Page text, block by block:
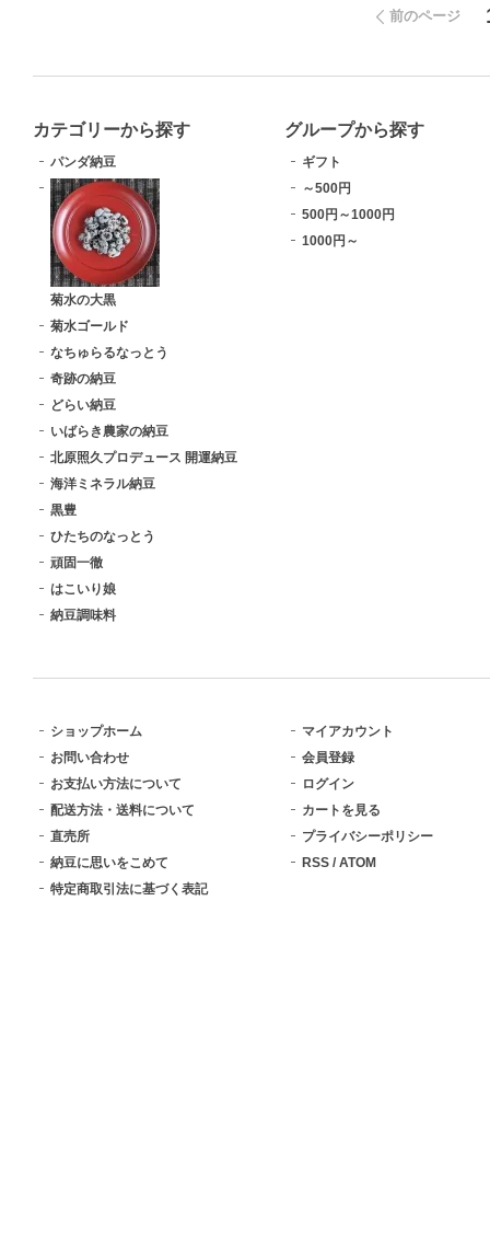
前のページ
カテゴリーから探す
パンダ納豆
菊水の大黒
菊水ゴールド
なちゅらるなっとう
奇跡の納豆
どらい納豆
いばらき農家の納豆
北原照久プロデュース 開運納豆
海洋ミネラル納豆
黒豊
ひたちのなっとう
頑固一徹
はこいり娘
納豆調味料
グループから探す
ギフト
～500円
500円～1000円
1000円～
ショップホーム
お問い合わせ
お支払い方法について
配送方法・送料について
直売所
納豆に思いをこめて
特定商取引法に基づく表記
マイアカウント
会員登録
ログイン
カートを見る
プライバシーポリシー
RSS /ATOM